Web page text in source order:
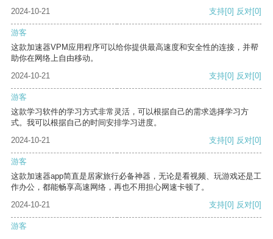
2024-10-21 支持[0] 反对[0]
游客
这款加速器VPM应用程序可以给你提供最高速度和安全性的连接，并帮
助你在网络上自由移动。
2024-10-21
支持[0] 反对[0]
游客
这款学习软件的学习方式非常灵活，可以根据自己的需求选择学习方
式。我可以根据自己的时间安排学习进度。
2024-10-21
支持[0] 反对[0]
游客
这款加速器app简直是居家旅行必备神器，无论是看视频、玩游戏还是工
作办公，都能畅享高速网络，再也不用担心网速卡顿了。
2024-10-21
支持[0] 反对[0]
游客